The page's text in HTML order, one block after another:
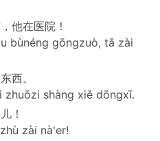
他在医院！
bùnéng gōngzuò, tā zài
西。
zhuōzi shàng xiě dōngxī.
！
zài nà'er!